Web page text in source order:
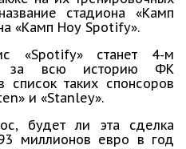
стадиона «Камп
«Камп Ноу Spotify».
«Spotify» станет 4-м
за всю историю ФК
список таких спонсоров
и «Stanley».
будет ли эта сделка
миллионов евро в год